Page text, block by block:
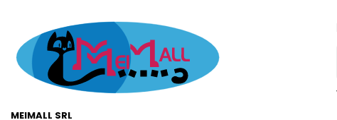
MEIMALL SRL